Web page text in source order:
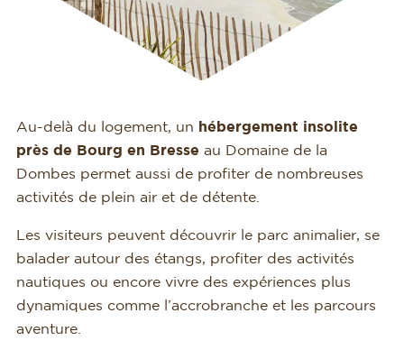
Au-delà du logement, un hébergement insolite
près de Bourg en Bresse au Domaine de la
Dombes permet aussi de profiter de nombreuses
activités de plein air et de détente.
Les visiteurs peuvent découvrir le parc animalier, se
balader autour des étangs, profiter des activités
nautiques ou encore vivre des expériences plus
dynamiques comme l’accrobranche et les parcours
aventure.